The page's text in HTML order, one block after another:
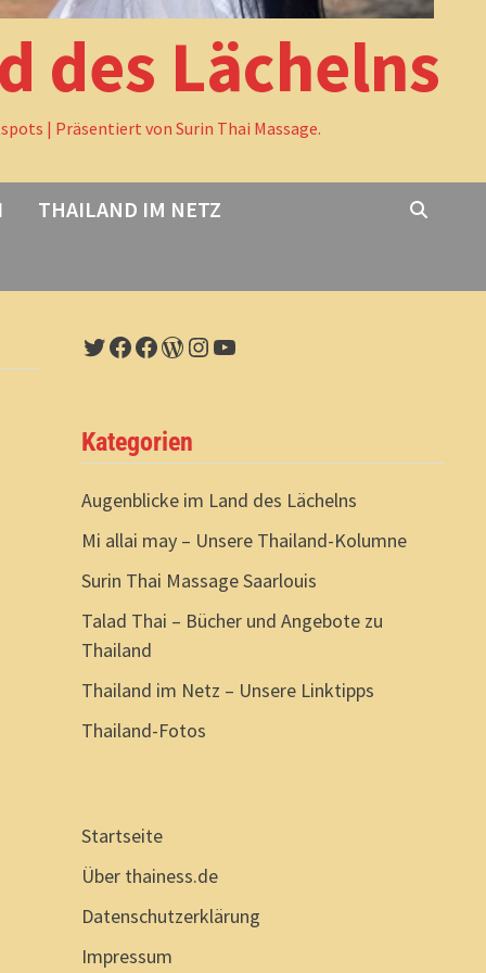
des Lächelns
| Präsentiert von Surin Thai Massage.
THAILAND IM NETZ
Twitter
Facebook
Facebook
WordPress
Instagram
YouTube
Kategorien
Augenblicke im Land des Lächelns
Mi allai may – Unsere Thailand-Kolumne
Surin Thai Massage Saarlouis
Talad Thai – Bücher und Angebote zu
Thailand
Thailand im Netz – Unsere Linktipps
Thailand-Fotos
Startseite
Über thainess.de
Datenschutzerklärung
Impressum